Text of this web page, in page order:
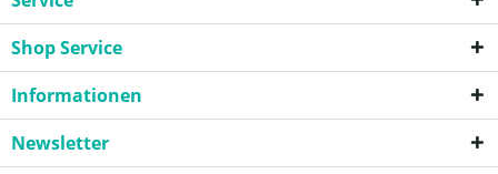
Shop Service
Informationen
Newsletter